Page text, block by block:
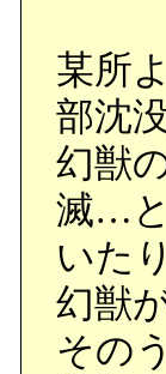
某所
部沈
幻獣
滅…
いた
幻獣
その